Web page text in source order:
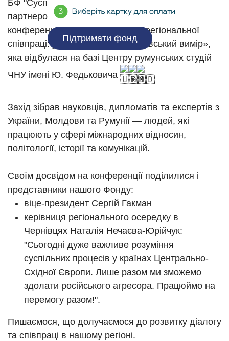
Підтримати фонд
БФ "Суспільні ресурси та ініціативи" став
партнером VIII Міжнародної науково-практичної
конференції «Сучасні тенденції регіональної
співпраці: україно-румуно-молдовський вимір»,
яка відбулася на базі Центру румунських студій
ЧНУ імені Ю. Федьковича
.
Захід зібрав науковців, дипломатів та експертів з
України, Молдови та Румунії — людей, які
працюють у сфері міжнародних відносин,
політології, історії та комунікацій.
Своїм досвідом на конференції поділилися і
представники нашого Фонду:
віце-президент Сергій Гакман
керівниця регіонального осередку в
Чернівцях Наталія Нечаєва-Юрійчук:
"Сьогодні дуже важливе розуміння
суспільних процесів у країнах Центрально-
Східної Європи. Лише разом ми зможемо
здолати російського агресора. Працюймо на
перемогу разом!".
Пишаємося, що долучаємося до розвитку діалогу
та співпраці в нашому регіоні.